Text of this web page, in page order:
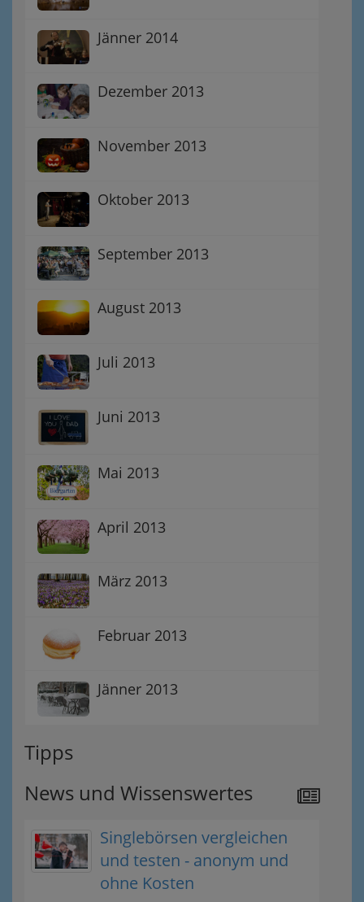
Jänner 2014
Dezember 2013
November 2013
Oktober 2013
September 2013
August 2013
Juli 2013
Juni 2013
Mai 2013
April 2013
März 2013
Februar 2013
Jänner 2013
Tipps
News und Wissenswertes
Singlebörsen vergleichen
und testen - anonym und
ohne Kosten